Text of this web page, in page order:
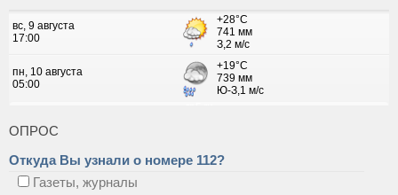
ОПРОС
Откуда Вы узнали о номере 112?
Газеты, журналы